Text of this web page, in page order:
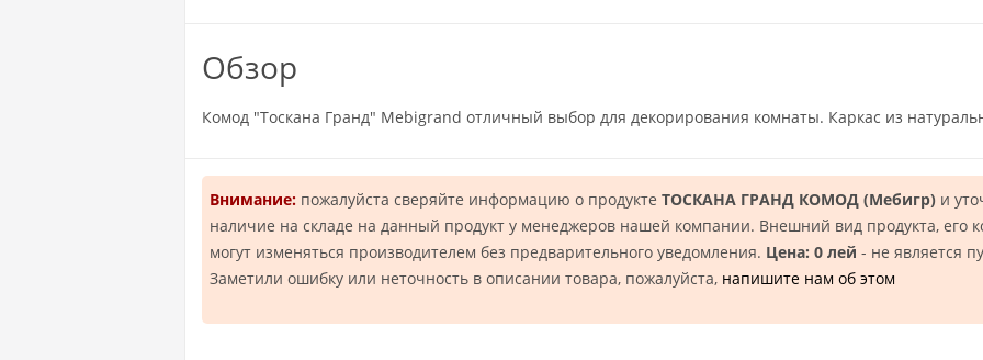
Обзор
Комод "Тоскана Гранд" Mebigrand отличный выбор для декорирования комнаты. Каркас из
Внимание: пожалуйста сверяйте информацию о продукте ТОСКАНА ГРАНД КОМОД (Mебигр) и
наличие на складе на данный продукт у менеджеров нашей компании. Внешний вид продукта, его
могут изменяться производителем без предварительного уведомления. Цена: 0 лей - не является
Заметили ошибку или неточность в описании товара, пожалуйста, напишите нам об этом